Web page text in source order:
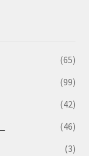
(65)
(99)
(42)
(46)
(3)